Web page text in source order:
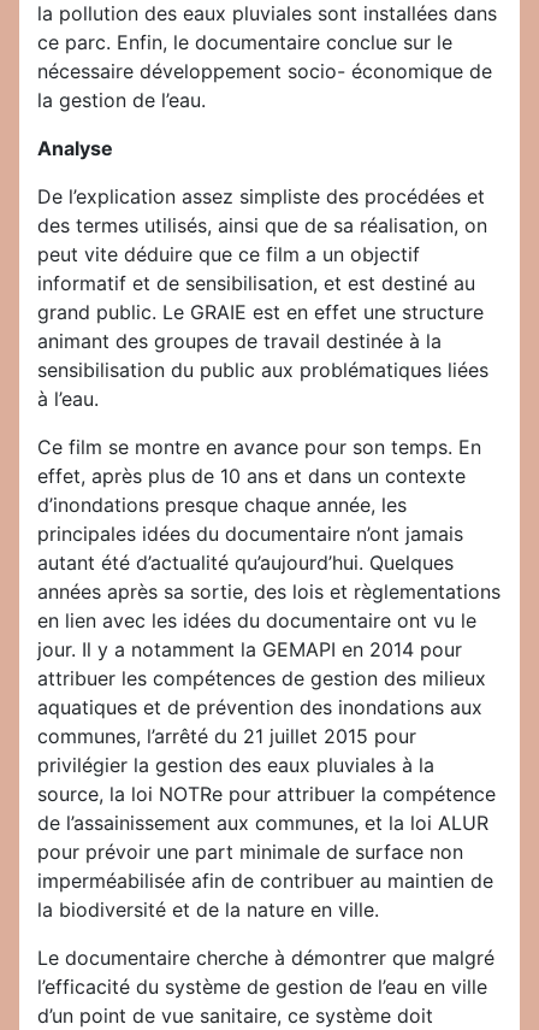
la pollution des eaux pluviales sont installées dans
ce parc. Enfin, le documentaire conclue sur le
nécessaire développement socio- économique de
la gestion de l’eau.
Analyse
De l’explication assez simpliste des procédées et
des termes utilisés, ainsi que de sa réalisation, on
peut vite déduire que ce film a un objectif
informatif et de sensibilisation, et est destiné au
grand public. Le GRAIE est en effet une structure
animant des groupes de travail destinée à la
sensibilisation du public aux problématiques liées
à l’eau.
Ce film se montre en avance pour son temps. En
effet, après plus de 10 ans et dans un contexte
d’inondations presque chaque année, les
principales idées du documentaire n’ont jamais
autant été d’actualité qu’aujourd’hui. Quelques
années après sa sortie, des lois et règlementations
en lien avec les idées du documentaire ont vu le
jour. Il y a notamment la GEMAPI en 2014 pour
attribuer les compétences de gestion des milieux
aquatiques et de prévention des inondations aux
communes, l’arrêté du 21 juillet 2015 pour
privilégier la gestion des eaux pluviales à la
source, la loi NOTRe pour attribuer la compétence
de l’assainissement aux communes, et la loi ALUR
pour prévoir une part minimale de surface non
imperméabilisée afin de contribuer au maintien de
la biodiversité et de la nature en ville.
Le documentaire cherche à démontrer que malgré
l’efficacité du système de gestion de l’eau en ville
d’un point de vue sanitaire, ce système doit